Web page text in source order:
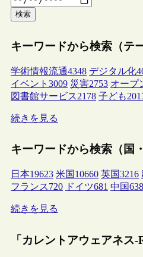
検索
キーワードから検索（テ
学術情報流通4348 デジタル化
イベント 3009 災害2753 オープ
図書館サービス2178 子ども
続きを見る
キーワードから検索（国
日本19623 米国 10660 英国3216
フランス720 ドイツ681 中国638
続きを見る
「カレントアウェアネス